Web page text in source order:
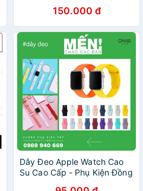
150.000 đ
Dây Đeo Apple Watch Cao
Su Cao Cấp - Phụ Kiện Đồng